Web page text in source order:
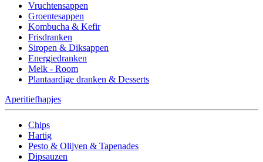
Vruchtensappen
Groentesappen
Kombucha & Kefir
Frisdranken
Siropen & Diksappen
Energiedranken
Melk - Room
Plantaardige dranken & Desserts
Aperitiefhapjes
Chips
Hartig
Pesto & Olijven & Tapenades
Dipsauzen